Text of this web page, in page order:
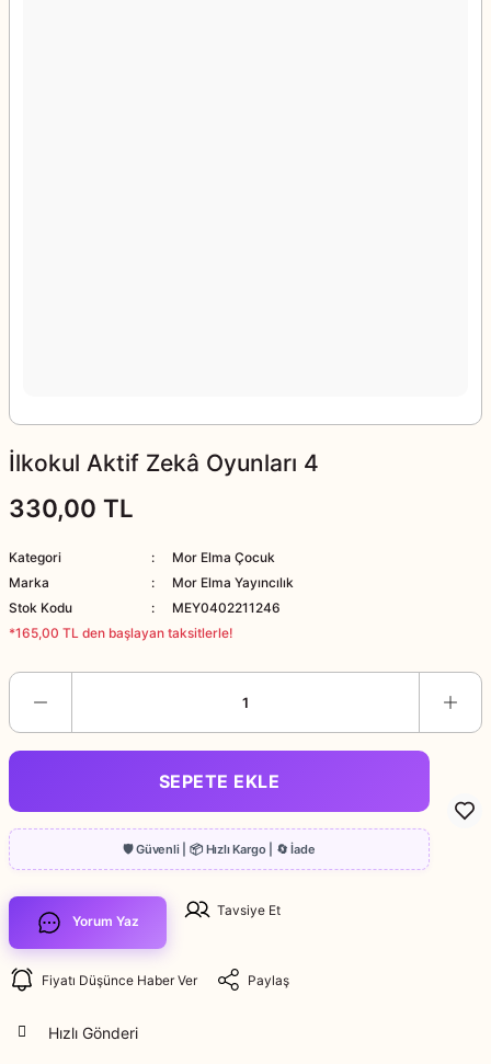
İlkokul Aktif Zekâ Oyunları 4
330,00 TL
Kategori
Mor Elma Çocuk
Marka
Mor Elma Yayıncılık
Stok Kodu
MEY0402211246
*165,00 TL den başlayan taksitlerle!
SEPETE EKLE
Yorum Yaz
Tavsiye Et
Fiyatı Düşünce Haber Ver Paylaş
Hızlı Gönderi